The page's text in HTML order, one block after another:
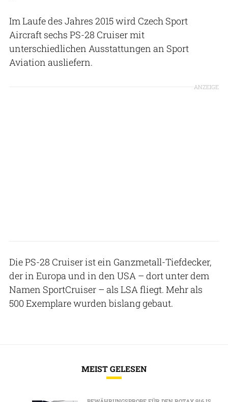
Im Laufe des Jahres 2015 wird Czech Sport
Aircraft sechs PS-28 Cruiser mit
unterschiedlichen Ausstattungen an Sport
Aviation ausliefern.
ANZEIGE
Die PS-28 Cruiser ist ein Ganzmetall-Tiefdecker,
der in Europa und in den USA – dort unter dem
Namen SportCruiser – als LSA fliegt. Mehr als
500 Exemplare wurden bislang gebaut.
MEIST GELESEN